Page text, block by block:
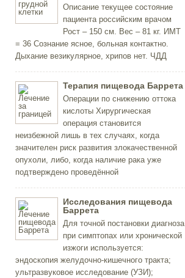
Описание текущее состояние
пациента российским врачом
Рост – 150 см. Вес – 81 кг. ИМТ
= 36 Сознание ясное, больная контактно.
Дыхание везикулярное, хрипов нет. ЧДД
Терапия пищевода Баррета
Операции по снижению оттока
кислоты Хирургическая
операция становится
неизбежной лишь в тех случаях, когда
значителен риск развития злокачественной
опухоли, либо, когда наличие рака уже
подтверждено проведённой
Исследования пищевода
Баррета
Для точной постановки диагноза
при симптопах или хронической
изжоги используется:
эндоскопия желудочно-кишечного тракта;
ультразвуковое исследование (УЗИ);